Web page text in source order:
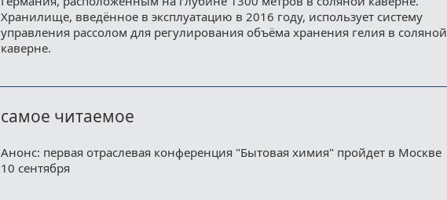
Хранилище, введённое в эксплуатацию в 2016 году, использует систему
управления рассолом для регулирования объёма хранения гелия в соляной
каверне.
самое читаемое
Анонс: первая отраслевая конференция "Бытовая химия" пройдет в Москве
10 сентября